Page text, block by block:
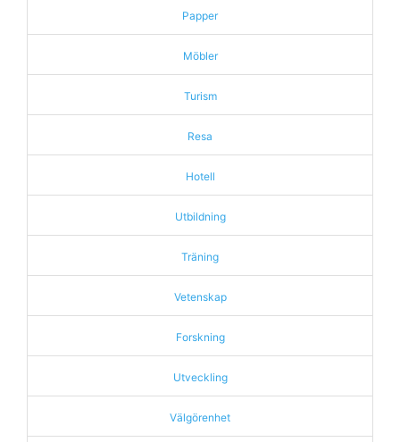
Papper
Möbler
Turism
Resa
Hotell
Utbildning
Träning
Vetenskap
Forskning
Utveckling
Välgörenhet